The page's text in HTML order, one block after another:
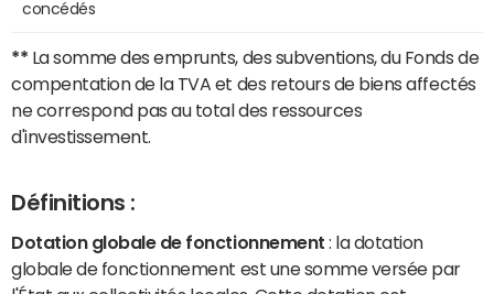
concédés
** La somme des emprunts, des subventions, du Fonds de
compentation de la TVA et des retours de biens affectés
ne correspond pas au total des ressources
d'investissement.
Définitions :
Dotation globale de fonctionnement : la dotation
globale de fonctionnement est une somme versée par